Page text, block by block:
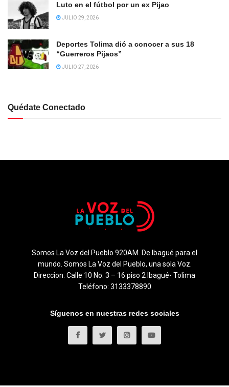
Luto en el fútbol por un ex Pijao
JULIO 29, 2026
Deportes Tolima dió a conocer a sus 18
“Guerreros Pijaos”
JULIO 27, 2026
Quédate Conectado
Somos La Voz del Pueblo 920AM. De Ibagué para el
mundo. Somos La Voz del Pueblo, una sola Voz.
Direccion: Calle 10 No. 3 – 16 piso 2 Ibagué- Tolima
Teléfono: 3133378890
Síguenos en nuestras redes sociales